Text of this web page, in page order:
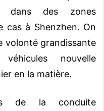
dans des zones
cas à Shenzhen. On
volonté grandissante
nouvelle
en la matière.
de la conduite